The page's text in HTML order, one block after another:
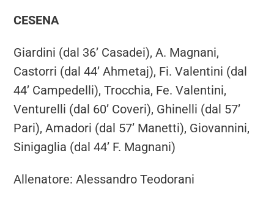
CESENA
Giardini (dal 36’ Casadei), A. Magnani,
Castorri (dal 44’ Ahmetaj), Fi. Valentini (dal
44’ Campedelli), Trocchia, Fe. Valentini,
Venturelli (dal 60’ Coveri), Ghinelli (dal 57’
Pari), Amadori (dal 57’ Manetti), Giovannini,
Sinigaglia (dal 44’ F. Magnani)
Allenatore: Alessandro Teodorani